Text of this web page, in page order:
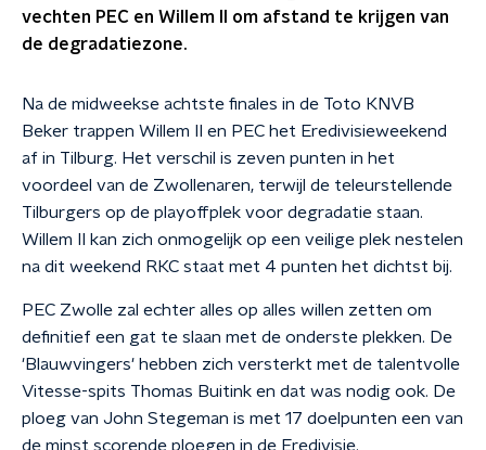
vechten PEC en Willem II om afstand te krijgen van
de degradatiezone.
Na de midweekse achtste finales in de Toto KNVB
Beker trappen Willem II en PEC het Eredivisieweekend
af in Tilburg. Het verschil is zeven punten in het
voordeel van de Zwollenaren, terwijl de teleurstellende
Tilburgers op de playoffplek voor degradatie staan.
Willem II kan zich onmogelijk op een veilige plek nestelen
na dit weekend RKC staat met 4 punten het dichtst bij.
PEC Zwolle zal echter alles op alles willen zetten om
definitief een gat te slaan met de onderste plekken. De
'Blauwvingers' hebben zich versterkt met de talentvolle
Vitesse-spits Thomas Buitink en dat was nodig ook. De
ploeg van John Stegeman is met 17 doelpunten een van
de minst scorende ploegen in de Eredivisie.